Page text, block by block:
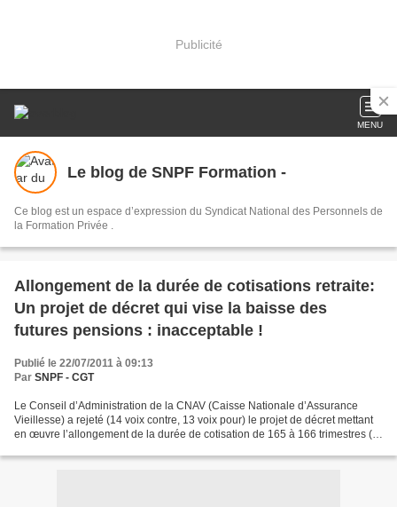
Publicité
MENU
Le blog de SNPF Formation -
Ce blog est un espace d’expression du Syndicat National des Personnels de
la Formation Privée .
Allongement de la durée de cotisations retraite:
Un projet de décret qui vise la baisse des
futures pensions : inacceptable !
Publié le 22/07/2011 à 09:13
Par SNPF - CGT
Le Conseil d’Administration de la CNAV (Caisse Nationale d’Assurance
Vieillesse) a rejeté (14 voix contre, 13 voix pour) le projet de décret mettant
en œuvre l’allongement de la durée de cotisation de 165 à 166 trimestres (1